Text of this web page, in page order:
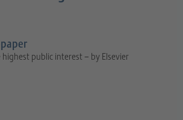
paper
highest public interest – by Elsevier